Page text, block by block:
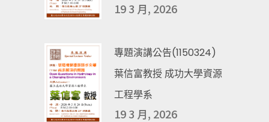
19 3 月, 2026
專題演講公告(1150324)
葉信富教授 成功大學資源
工程學系
19 3 月, 2026